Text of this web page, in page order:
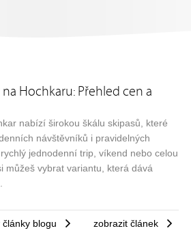
na Hochkaru: Přehled cen a
nabízí širokou škálu skipasů, které
návštěvníků i pravidelných
jednodenní trip, víkend nebo celou
můžeš vybrat variantu, která dává
články blogu zobrazit článek